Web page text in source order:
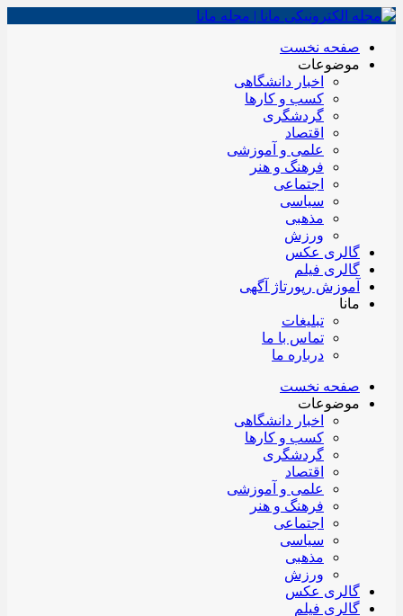
صفحه نخست
موضوعات
اخبار دانشگاهی
کسب و کارها
گردشگری
اقتصاد
علمی و آموزشی
فرهنگ و هنر
اجتماعی
سیاسی
مذهبی
ورزش
گالری عکس
گالری فیلم
آموزش رپورتاژ آگهی
مانا
تبلیغات
تماس با ما
درباره ما
صفحه نخست
موضوعات
اخبار دانشگاهی
کسب و کارها
گردشگری
اقتصاد
علمی و آموزشی
فرهنگ و هنر
اجتماعی
سیاسی
مذهبی
ورزش
گالری عکس
گالری فیلم